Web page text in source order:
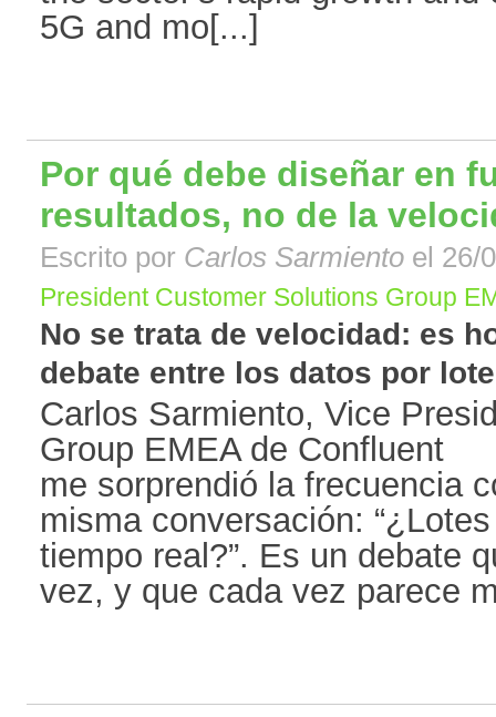
5G and mo[...]
Por qué debe diseñar en
resultados, no de la
Escrito por Carlos Sarmiento el 26/
President Customer Solutions Group
No se trata de velocidad: es
debate entre los datos por
Carlos Sarmiento, Vice
Group EMEA de Confluent
me sorprendió la frecuencia
misma conversación:
tiempo real?”. Es un debate
vez, y que cada vez parece